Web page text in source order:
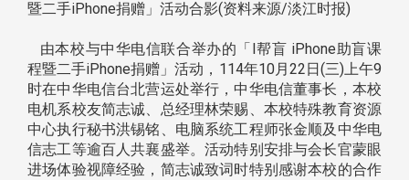
暨二手iPhone捐赠」活动合影(资料来源/淡江时报)
由本校与中华电信联合举办的「I帮盲 iPhone助盲课
程暨二手iPhone捐赠」活动，114年10月22日(三)上午9
时在中华电信台北营运处举行，中华电信董事长，本校
电机系校友简志诚、总经理林荣赐、本校特殊教育资源
中心执行秘书洪锡铭、电脑系统工程师张金顺及中华电
信志工等逾百人共襄盛举。活动特别安排与会长官蒙眼
进场体验视障经验，简志诚致词时特别感谢本校的合作